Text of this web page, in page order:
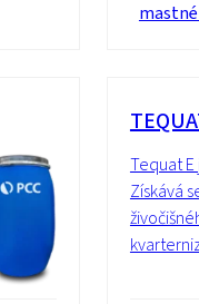
Tequat
Získává